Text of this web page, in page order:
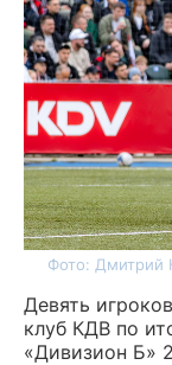
Фото: Дмитрий
Девять
клуб КДВ по
«Дивизион Б»